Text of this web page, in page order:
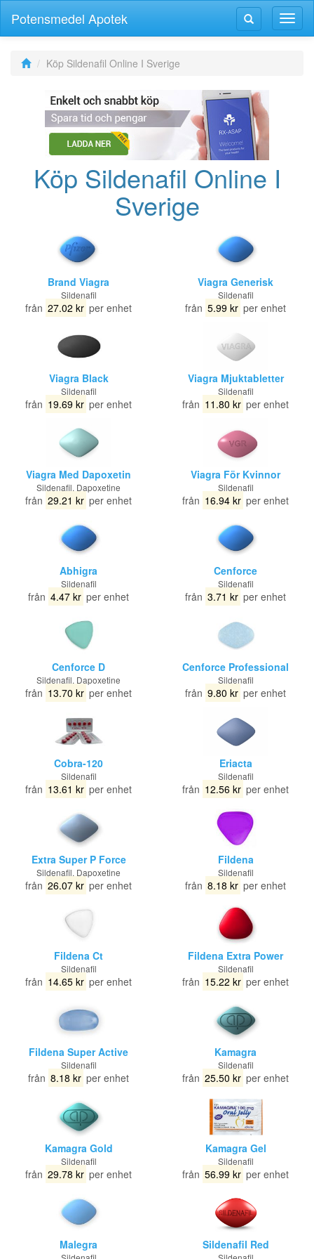
Växla
Växla
navigering
Potensmedel Apotek
Köp Sildenafil Online I Sverige
Köp Sildenafil Online I
Sverige
Brand Viagra
Sildenafil
från 27.02 kr per enhet
Viagra Generisk
Sildenafil
från 5.99 kr per enhet
Viagra Black
Sildenafil
från 19.69 kr per enhet
Viagra Mjuktabletter
Sildenafil
från 11.80 kr per enhet
Viagra Med Dapoxetin
Sildenafil, Dapoxetine
från 29.21 kr per enhet
Viagra För Kvinnor
Sildenafil
från 16.94 kr per enhet
Abhigra
Sildenafil
från 4.47 kr per enhet
Cenforce
Sildenafil
från 3.71 kr per enhet
Cenforce D
Sildenafil, Dapoxetine
från 13.70 kr per enhet
Cenforce Professional
Sildenafil
från 9.80 kr per enhet
Cobra-120
Sildenafil
från 13.61 kr per enhet
Eriacta
Sildenafil
från 12.56 kr per enhet
Extra Super P Force
Sildenafil, Dapoxetine
från 26.07 kr per enhet
Fildena
Sildenafil
från 8.18 kr per enhet
Fildena Ct
Sildenafil
från 14.65 kr per enhet
Fildena Extra Power
Sildenafil
från 15.22 kr per enhet
Fildena Super Active
Sildenafil
från 8.18 kr per enhet
Kamagra
Sildenafil
från 25.50 kr per enhet
Kamagra Gold
Sildenafil
från 29.78 kr per enhet
Kamagra Gel
Sildenafil
från 56.99 kr per enhet
Malegra Sildenafil Red